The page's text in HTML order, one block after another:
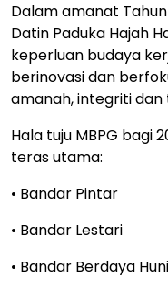
Dalam amanat
Datin Paduka Hajah
keperluan budaya
berinovasi dan
amanah, integriti dan
Hala tuju MBPG bagi
teras utama:
• Bandar Pintar
• Bandar Lestari
• Bandar Berdaya Huni